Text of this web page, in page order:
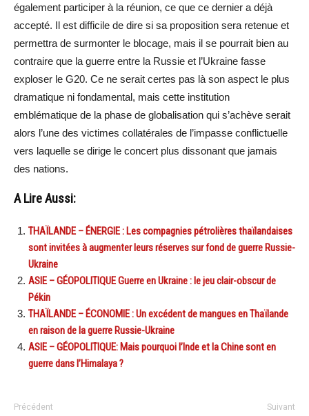
également participer à la réunion, ce que ce dernier a déjà
accepté. Il est difficile de dire si sa proposition sera retenue et
permettra de surmonter le blocage, mais il se pourrait bien au
contraire que la guerre entre la Russie et l’Ukraine fasse
exploser le G20. Ce ne serait certes pas là son aspect le plus
dramatique ni fondamental, mais cette institution
emblématique de la phase de globalisation qui s’achève serait
alors l’une des victimes collatérales de l’impasse conflictuelle
vers laquelle se dirige le concert plus dissonant que jamais
des nations.
A Lire Aussi:
THAÏLANDE – ÉNERGIE : Les compagnies pétrolières thaïlandaises
sont invitées à augmenter leurs réserves sur fond de guerre Russie-
Ukraine
ASIE – GÉOPOLITIQUE Guerre en Ukraine : le jeu clair-obscur de
Pékin
THAÏLANDE – ÉCONOMIE : Un excédent de mangues en Thaïlande
en raison de la guerre Russie-Ukraine
ASIE – GÉOPOLITIQUE: Mais pourquoi l’Inde et la Chine sont en
guerre dans l’Himalaya ?
Précédent Suivant